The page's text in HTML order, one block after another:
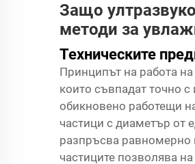
Защо
методи за
Техническите
Принципът на работа
които съвпадат точно с
обикновено работещи
частици с диаметър от
разпръсва равномерно
частиците позволява